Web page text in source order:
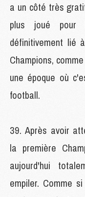
a un côté très
plus joué pour
définitivement lié
Champions,
une époque où
football.
Après avoir
la première
aujourd'hui
empiler. Comme